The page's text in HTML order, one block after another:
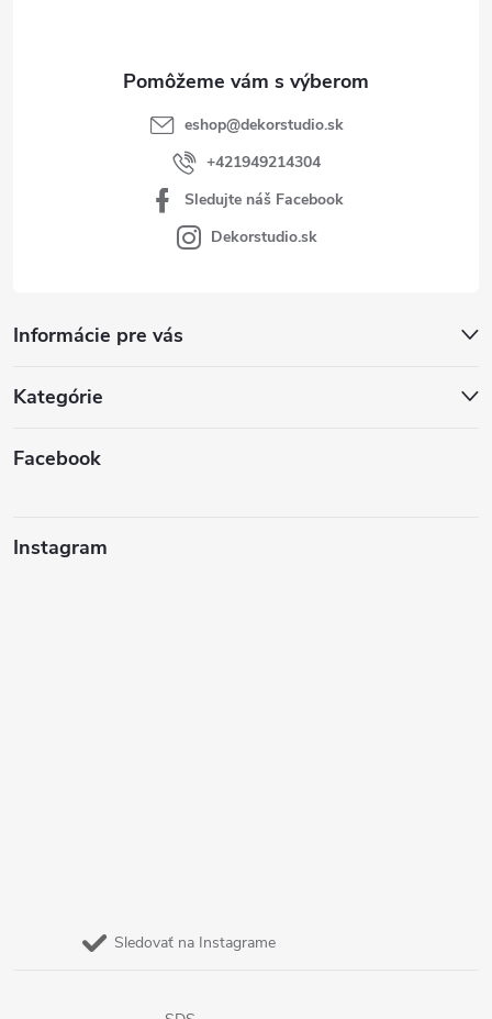
Informácie pre vás
Kategórie
Facebook
Instagram
Sledovať na Instagrame
eshop@dekorstudio.sk
+421949214304
Sledujte náš Facebook
Dekorstudio.sk